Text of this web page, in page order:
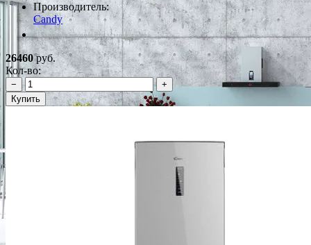
Производитель:
Candy
*Наличие уточняйте у менеджера
26460руб.
Кол-во:
−
+
Купить